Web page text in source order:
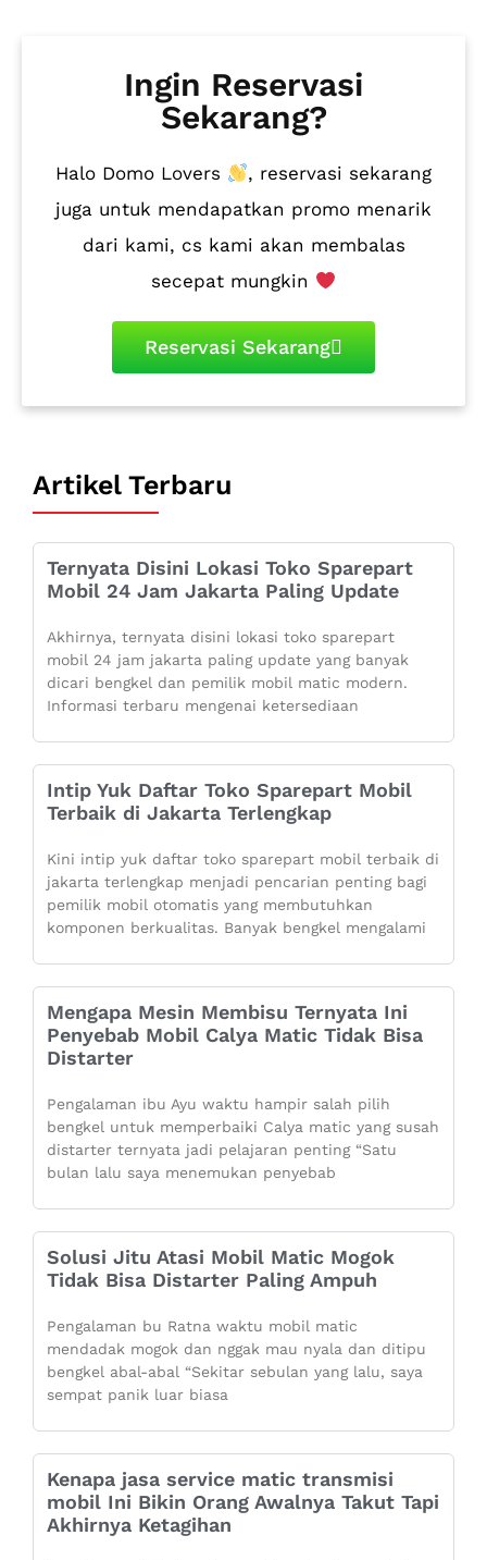
Ingin Reservasi
Sekarang?
Halo Domo Lovers
, reservasi sekarang
juga untuk mendapatkan promo menarik
dari kami, cs kami akan membalas
secepat mungkin
Reservasi Sekarang
Artikel Terbaru
Ternyata Disini Lokasi Toko Sparepart
Mobil 24 Jam Jakarta Paling Update
Akhirnya, ternyata disini lokasi toko sparepart
mobil 24 jam jakarta paling update yang banyak
dicari bengkel dan pemilik mobil matic modern.
Informasi terbaru mengenai ketersediaan
Intip Yuk Daftar Toko Sparepart Mobil
Terbaik di Jakarta Terlengkap
Kini intip yuk daftar toko sparepart mobil terbaik di
jakarta terlengkap menjadi pencarian penting bagi
pemilik mobil otomatis yang membutuhkan
komponen berkualitas. Banyak bengkel mengalami
Mengapa Mesin Membisu Ternyata Ini
Penyebab Mobil Calya Matic Tidak Bisa
Distarter
Pengalaman ibu Ayu waktu hampir salah pilih
bengkel untuk memperbaiki Calya matic yang susah
distarter ternyata jadi pelajaran penting “Satu
bulan lalu saya menemukan penyebab
Solusi Jitu Atasi Mobil Matic Mogok
Tidak Bisa Distarter Paling Ampuh
Pengalaman bu Ratna waktu mobil matic
mendadak mogok dan nggak mau nyala dan ditipu
bengkel abal-abal “Sekitar sebulan yang lalu, saya
sempat panik luar biasa
Kenapa jasa service matic transmisi
mobil Ini Bikin Orang Awalnya Takut Tapi
Akhirnya Ketagihan